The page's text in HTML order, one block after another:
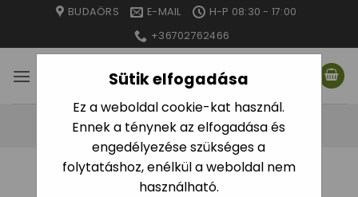
Sütik elfogadása
Ez a weboldal cookie-kat használ.
Ennek a ténynek az elfogadása és
engedélyezése szükséges a
folytatáshoz, enélkül a weboldal nem
használható.
content
BUDAÖRS E-MAIL
H-P 08:30 - 17:00
+36702762466